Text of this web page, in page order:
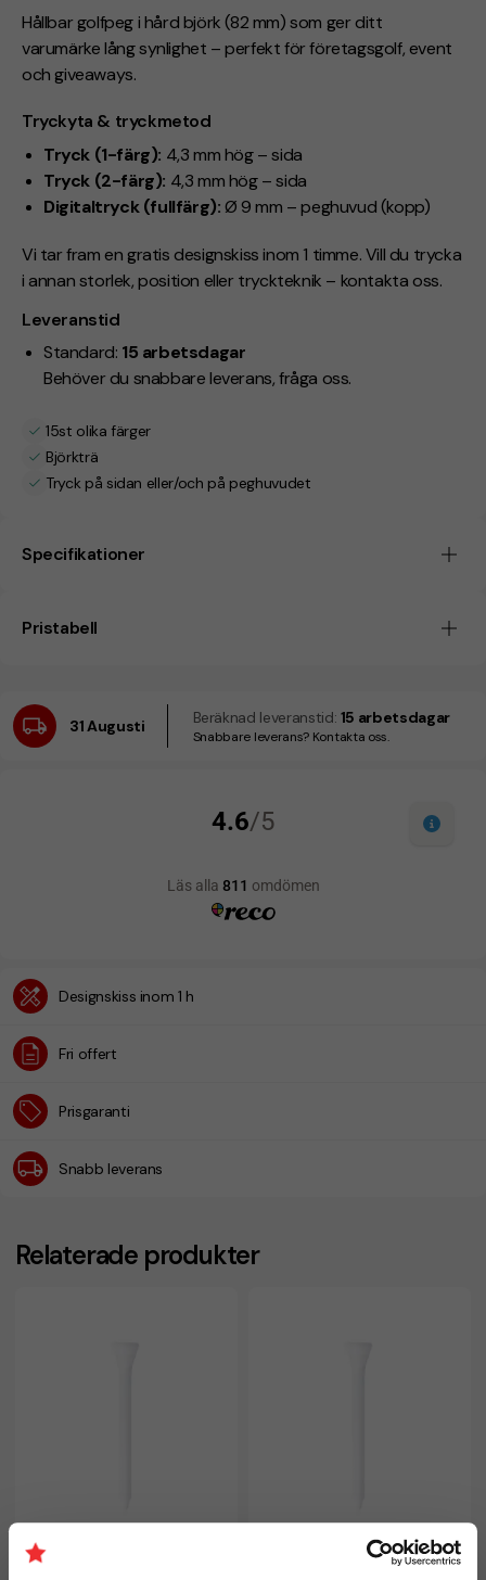
Hållbar golfpeg i hård björk (82 mm) som ger ditt
varumärke lång synlighet – perfekt för företagsgolf, event
och giveaways.
Tryckyta & tryckmetod
Tryck (1-färg): 4,3 mm hög – sida
Tryck (2-färg): 4,3 mm hög – sida
Digitaltryck (fullfärg):Ø 9 mm – peghuvud (kopp)
Vi tar fram en gratis designskiss inom 1 timme. Vill du trycka
i annan storlek, position eller tryckteknik – kontakta oss.
Leveranstid
Standard: 15 arbetsdagar
Behöver du snabbare leverans, fråga oss.
15st olika färger
Björkträ
Tryck på sidan eller/och på peghuvudet
Specifikationer
Pristabell
31 Augusti Beräknad leveranstid: 15 arbetsdagar
Snabbare leverans? Kontakta oss.
Designskiss inom 1 h
Fri offert
Prisgaranti
Snabb leverans
Relaterade produkter